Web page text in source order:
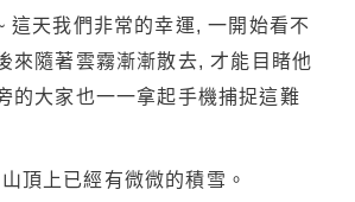
這天我們非常的幸運, 一開始看不
來隨著雲霧漸漸散去, 才能目睹他
的大家也一一拿起手機捕捉這難
頂上已經有微微的積雪。